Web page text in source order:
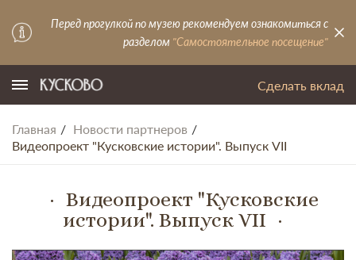
Перед прогулкой по музею рекомендуем ознакомиться с
разделом "Самостоятельное посещение"
Сделать вклад
Главная
Новости партнеров
Видеопроект "Кусковские истории". Выпуск VII
Видеопроект "Кусковские
истории". Выпуск VII